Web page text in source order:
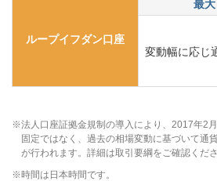
ループイフダン口座
最
変動幅に応じ
法人口座証拠金規制の導入により、2017年2
固定ではなく、過去の相場変動に基づいて通
が行われます。詳細は取引要綱をご確認くださ
時間は日本時間です。